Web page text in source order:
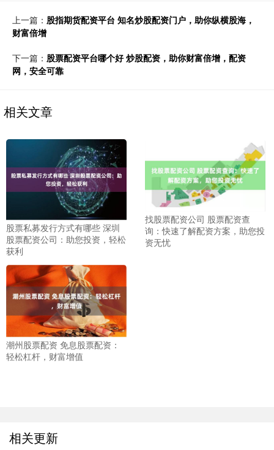
上一篇： 股指期货配资平台 知名炒股配资门户，助你纵横股海，
财富倍增
下一篇： 股票配资平台哪个好 炒股配资，助你财富倍增，配资
网，安全可靠
相关文章
股票私募发行方式有哪些 深圳
股票配资公司：助您投资，轻松
获利
找股票配资公司 股票配资查
询：快速了解配资方案，助您投
资无忧
潮州股票配资 免息股票配资：
轻松杠杆，财富增值
相关更新